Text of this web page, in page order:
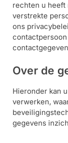
rechten u heeft
verstrekte
ons
Over de
Hieronder kan
verwerken,
gegevens